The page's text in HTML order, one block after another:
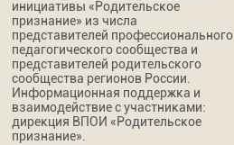
инициативы «Родительское
признание» из числа
представителей профессионального
педагогического сообщества и
представителей родительского
сообщества регионов России.
Информационная поддержка и
взаимодействие с участниками:
дирекция ВПОИ «Родительское
признание».